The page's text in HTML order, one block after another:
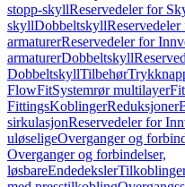
stopp-skyllReservedeler for
skyllDobbeltskyll
armaturerReservedeler for
armaturerDobbeltskyll
DobbeltskyllTilbehør
FlowFitSystemrør multilayer
FittingsKoblingerReduksjoner
sirkulasjonReservedeler for
uløseligeOverganger og
Overganger og forbindelser,
løsbareEndedeksler